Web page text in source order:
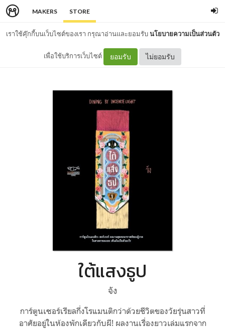
MAKERS STORE
เราใช้คุ๊กกี้บนเว็บไซต์ของเรา กรุณาอ่านและยอมรับนโยบายความเป็นส่วนตัว
เพื่อใช้บริการเว็บไซต์ ยอมรับ ไม่ยอมรับ
ใต้แสงธูป
จัง
การ์ตูนเซอร์เรียลกึ่งโรแมนติกว่าด้วยชีวิตของวัยรุ่นสาวที่
อาศัยอยู่ในห้องพักเดียวกับผี! ผลงานเรื่องยาวเล่มแรกจาก